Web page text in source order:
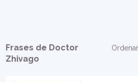
Frases de Doctor
Zhivago